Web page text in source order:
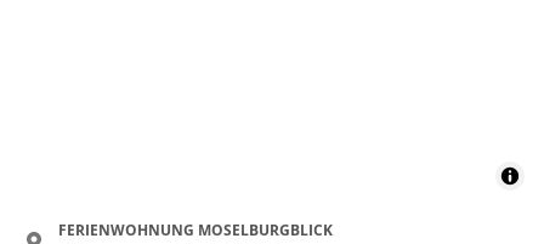
FERIENWOHNUNG MOSELBURGBLICK